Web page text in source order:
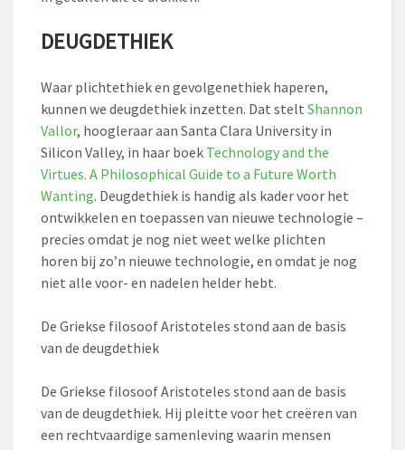
DEUGDETHIEK
Waar plichtethiek en gevolgenethiek haperen,
kunnen we deugdethiek inzetten. Dat stelt Shannon
Vallor, hoogleraar aan Santa Clara University in
Silicon Valley, in haar boek Technology and the
Virtues. A Philosophical Guide to a Future Worth
Wanting. Deugdethiek is handig als kader voor het
ontwikkelen en toepassen van nieuwe technologie –
precies omdat je nog niet weet welke plichten
horen bij zo’n nieuwe technologie, en omdat je nog
niet alle voor- en nadelen helder hebt.
De Griekse filosoof Aristoteles stond aan de basis
van de deugdethiek
De Griekse filosoof Aristoteles stond aan de basis
van de deugdethiek. Hij pleitte voor het creëren van
een rechtvaardige samenleving waarin mensen